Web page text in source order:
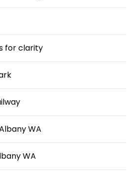
for clarity
WA
WA